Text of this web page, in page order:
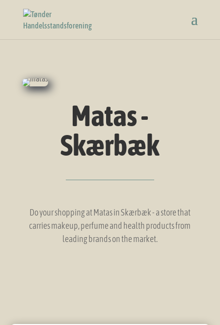
Matas -
Skærbæk
Do your shopping at Matas in Skærbæk - a store that
carries makeup, perfume and health products from
leading brands on the market.